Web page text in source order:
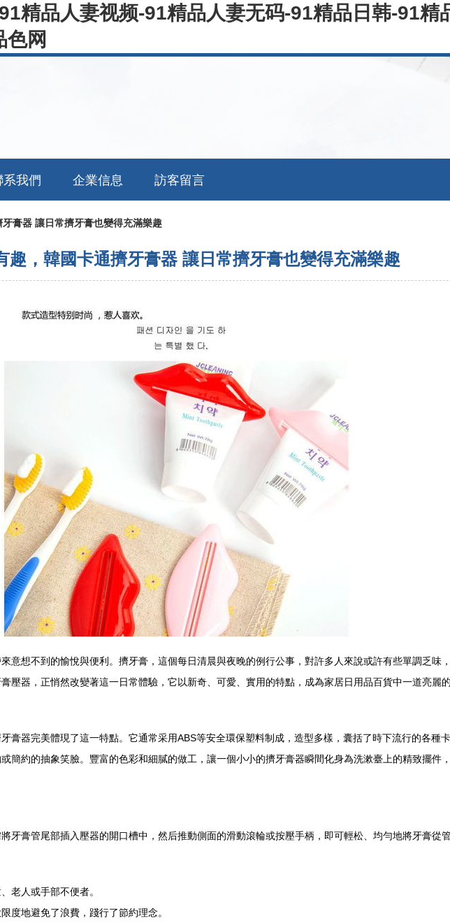
精品人妻视频-91精品人妻无码-91精品日韩-91精
网
系我們 企業信息 訪客留言
膏器 讓日常擠牙膏也變得充滿樂趣
趣，韓國卡通擠牙膏器 讓日常擠牙膏也變得充滿樂趣
意想不到的愉悅與便利。擠牙膏，這個每日清晨與夜晚的例行公事，對許多人來說或許有些單調乏味
器，正悄然改變著這一日常體驗，它以新奇、可愛、實用的特點，成為家居日用品百貨中一道亮麗的
膏器完美體現了這一特點。它通常采用ABS等安全環保塑料制成，造型多樣，囊括了時下流行的各種
簡約的抽象笑臉。豐富的色彩和細膩的做工，讓一個小小的擠牙膏器瞬間化身為洗漱臺上的精致擺件
牙膏管尾部插入壓器的開口槽中，然后推動側面的滑動滾輪或按壓手柄，即可輕松、均勻地將牙膏從
老人或手部不便者。
度地避免了浪費，踐行了節約理念。